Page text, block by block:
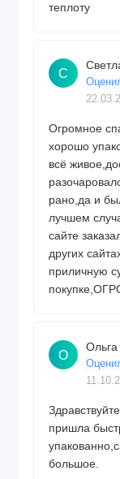
теплоту
С
Огромное
хорошо
всё
рано,да и
лучшем
сайте
других
приличную
О
Ольга
пришла
большое.